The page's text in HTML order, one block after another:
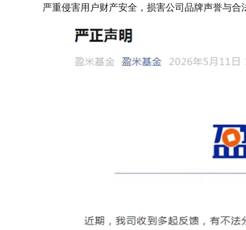
严重侵害用户财产安全，损害公司品牌声誉与合